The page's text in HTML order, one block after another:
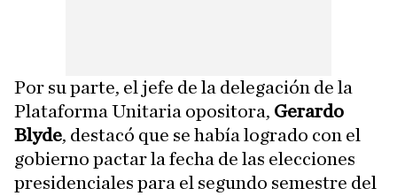
Por su parte, el jefe de la delegación de la
Plataforma Unitaria opositora, Gerardo
Blyde, destacó que se había logrado con el
gobierno pactar la fecha de las elecciones
presidenciales para el segundo semestre del